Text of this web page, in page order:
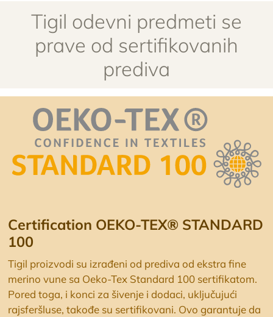
Tigil odevni predmeti se
prave od sertifikovanih
prediva
Certification OEKO-TEX® STANDARD
100
Tigil proizvodi su izrađeni od prediva od ekstra fine
merino vune sa Oeko-Tex Standard 100 sertifikatom.
Pored toga, i konci za šivenje i dodaci, uključujući
rajsferšluse, takođe su sertifikovani. Ovo garantuje da